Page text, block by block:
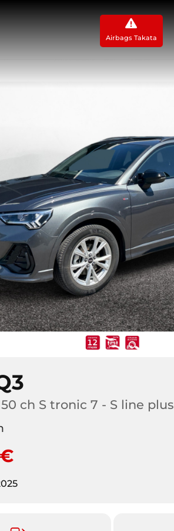
Airbags Takata
ch S tronic 7 - S line plus